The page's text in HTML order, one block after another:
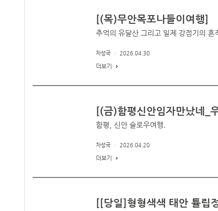
[(목)무안목포나들이여행]
추억의 유달산 그리고 일제 강점기의 흔
차성국 2026.04.30
더보기
[(금)함평신안임자만났네_
함평, 신안 슬로우여행.
차성국 2026.04.20
더보기
[[당일]형형색색 태안 튤립